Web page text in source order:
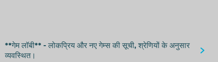
**गेम लॉबी** - लोकप्रिय और नए गेम्स की सूची, श्रेणियों के अनुसार
व्यवस्थित।